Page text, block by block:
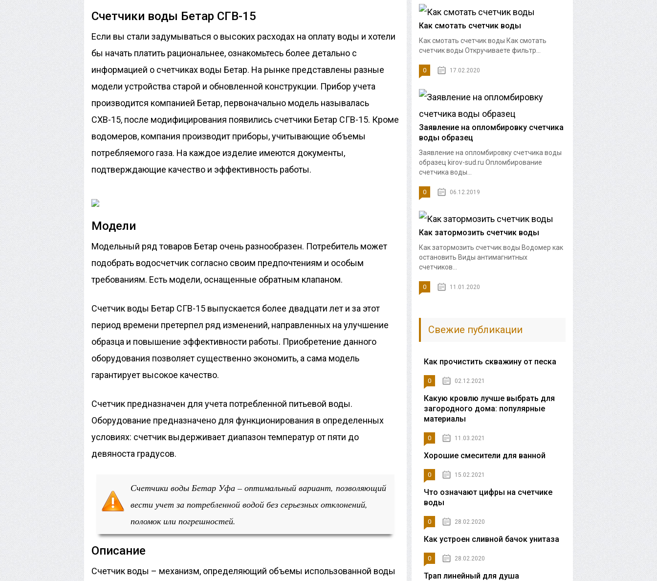
Счетчики воды Бетар СГВ-15
Если вы стали задумываться о высоких расходах на оплату воды и хотели
бы начать платить рациональнее, ознакомьтесь более детально с
информацией о счетчиках воды Бетар. На рынке представлены разные
модели устройства старой и обновленной конструкции. Прибор учета
производится компанией Бетар, первоначально модель называлась
СХВ-15, после модифицирования появились счетчики Бетар СГВ-15. Кроме
водомеров, компания производит приборы, учитывающие объемы
потребляемого газа. На каждое изделие имеются документы,
подтверждающие качество и эффективность работы.
Модели
Модельный ряд товаров Бетар очень разнообразен. Потребитель может
подобрать водосчетчик согласно своим предпочтениям и особым
требованиям. Есть модели, оснащенные обратным клапаном.
Счетчик воды Бетар СГВ-15 выпускается более двадцати лет и за этот
период времени претерпел ряд изменений, направленных на улучшение
образца и повышение эффективности работы. Приобретение данного
оборудования позволяет существенно экономить, а сама модель
гарантирует высокое качество.
Счетчик предназначен для учета потребленной питьевой воды.
Оборудование предназначено для функционирования в определенных
условиях: счетчик выдерживает диапазон температур от пяти до
девяноста градусов.
Счетчики воды Бетар Уфа – оптимальный вариант, позволяющий
вести учет за потребленной водой без серьезных отклонений,
поломок или погрешностей.
Описание
Счетчик воды – механизм, определяющий объемы использованной воды
Как смотать счетчик воды
Как смотать счетчик воды Как смотать
счетчик воды Откручиваете фильтр...
0 17.02.2020
Заявление на опломбировку счетчика
воды образец
Заявление на опломбировку счетчика воды
образец kirov-sud.ru Опломбирование
счетчика воды...
0 06.12.2019
Как затормозить счетчик воды
Как затормозить счетчик воды Водомер как
остановить Виды антимагнитных
счетчиков...
0 11.01.2020
Свежие публикации
Как прочистить скважину от песка
0 02.12.2021
Какую кровлю лучше выбрать для
загородного дома: популярные
материалы
0 11.03.2021
Хорошие смесители для ванной
0 15.02.2021
Что означают цифры на счетчике
воды
0 28.02.2020
Как устроен сливной бачок унитаза
0 28.02.2020
Трап линейный для душа